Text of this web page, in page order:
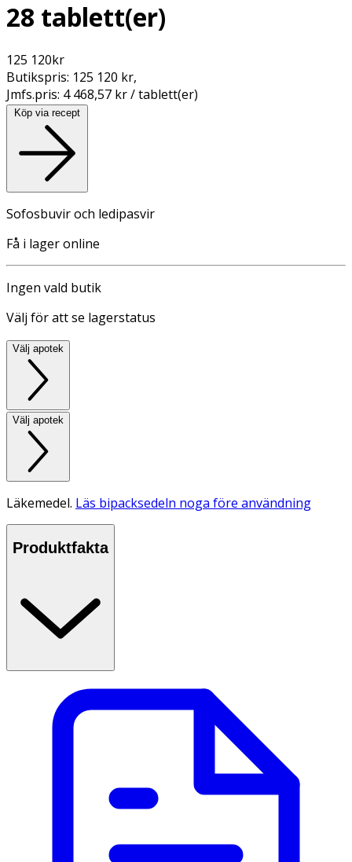
28 tablett(er)
125 120kr
Butikspris: 125 120 kr,
Jmfs.pris: 4 468,57 kr / tablett(er)
Köp via recept
Sofosbuvir och ledipasvir
Få i lager online
Ingen vald butik
Välj för att se lagerstatus
Välj apotek
Välj apotek
Läkemedel. Läs bipacksedeln noga före användning
Produktfakta